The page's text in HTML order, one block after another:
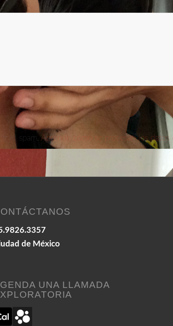
el spam.Aprende cómo se procesan los datos
de México
UNA LLAMADA